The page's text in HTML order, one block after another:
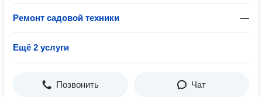
Ремонт садовой техники —
Ещё 2 услуги
Позвонить Чат